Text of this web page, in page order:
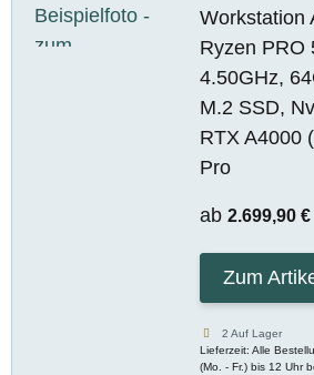
Workstation
Ryzen PRO
4.50GHz,
M.2 SSD,
RTX A4000
Pro
ab 2.699,90 €
Zum
2 Auf Lager
Lieferzeit: Alle
(Mo. - Fr.) bis 12 Uhr